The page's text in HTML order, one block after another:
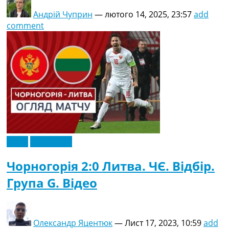
Андрій Чуприн —лютого 14, 2025, 23:57add
comment
Чорногорія 2:0 Литва. ЧЄ. Відбір.
Група G. Відео
Олександр Яцентюк—Лист 17, 2023, 10:59add